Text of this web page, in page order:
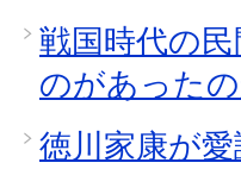
戦国時代の
のがあった
徳川家康が